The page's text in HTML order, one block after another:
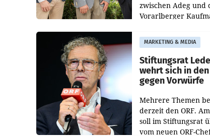
zwischen Adeg und
Vorarlberger
freigegeben: Die
und der
MARKETING & MEDIA
Stiftungsrat
wehrt sich in den
gegen Vorwürfe
Mehrere Themen
derzeit den ORF.
soll im Stiftungsrat
vom neuen ORF-